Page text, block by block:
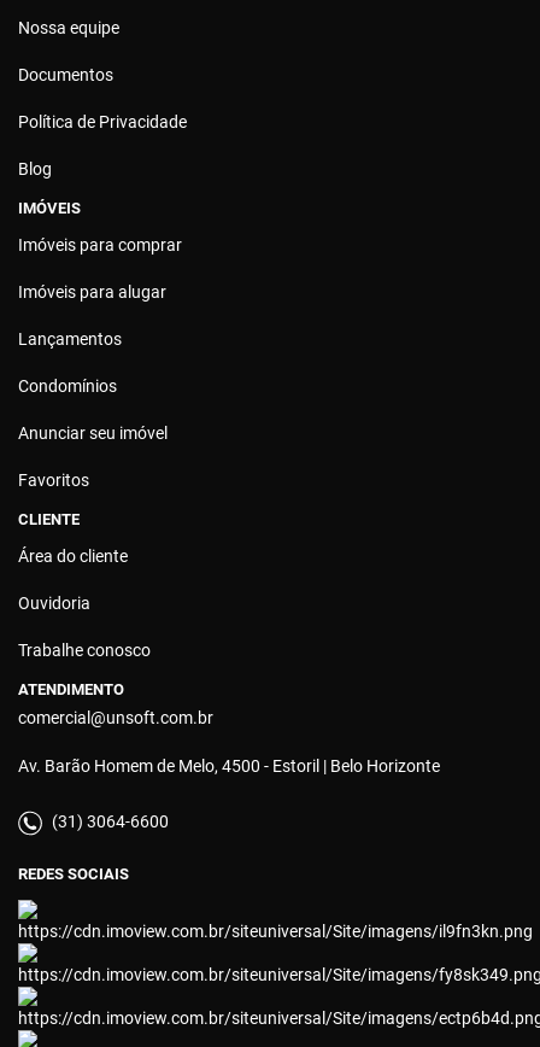
Nossa equipe
Documentos
Política de Privacidade
Blog
IMÓVEIS
Imóveis para comprar
Imóveis para alugar
Lançamentos
Condomínios
Anunciar seu imóvel
Favoritos
CLIENTE
Área do cliente
Ouvidoria
Trabalhe conosco
ATENDIMENTO
comercial@unsoft.com.br
Av. Barão Homem de Melo, 4500 - Estoril | Belo Horizonte
(31) 3064-6600
REDES SOCIAIS